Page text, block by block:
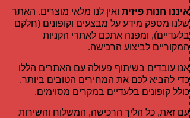
איננו חנות פיזית ואין לנו מלאי מוצרים. האתר
שלנו מספק מידע על מבצעים וקופונים (חלקם
בלעדיים), ומפנה אתכם לאתרי הקניות
המקוריים לביצוע הרכישה.
אנו עובדים בשיתוף פעולה עם האתרים הללו
כדי להביא לכם את המחירים הטובים ביותר,
כולל קופונים בלעדיים במקרים מסוימים.
עם זאת, כל הליך הרכישה, המשלוח והשירות